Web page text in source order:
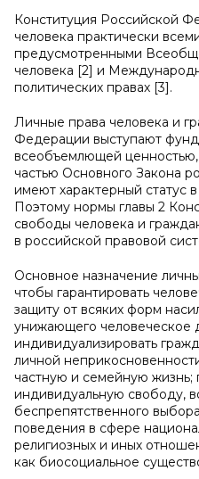
Конституция Российской
человека практически
предусмотренными
человека [2] и
политических правах [3].
Личные права человека и
Федерации выступают
всеобъемлющей
частью Основного Закона
имеют характерный статус
Поэтому нормы главы 2
свободы человека и
в российской правовой
Основное назначение
чтобы гарантировать
защиту от всяких форм
унижающего человеческое
индивидуализировать
личной
частную и семейную жизнь;
индивидуальную свободу,
беспрепятственного
поведения в сфере
религиозных и иных
как биосоциальное